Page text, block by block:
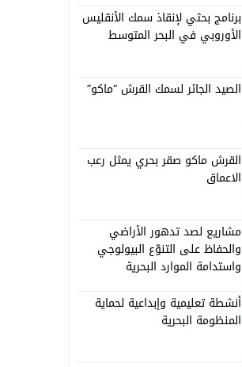
برنامج بحثي لإنقاذ سمك الأنقليس
الأوروبي في البحر المتوسط
الصيد الجائر لسمك القرش “ماكو”
القرش ماكو صقر بحري يمثل رعب
الاعماق
مشاريع لصد تدهور الأراضي
والحفاظ على التنوّع البيولوجي
واستدامة الموارد البحرية
أنشطة تعليمية وإبداعية لحماية
المنظومة البحرية